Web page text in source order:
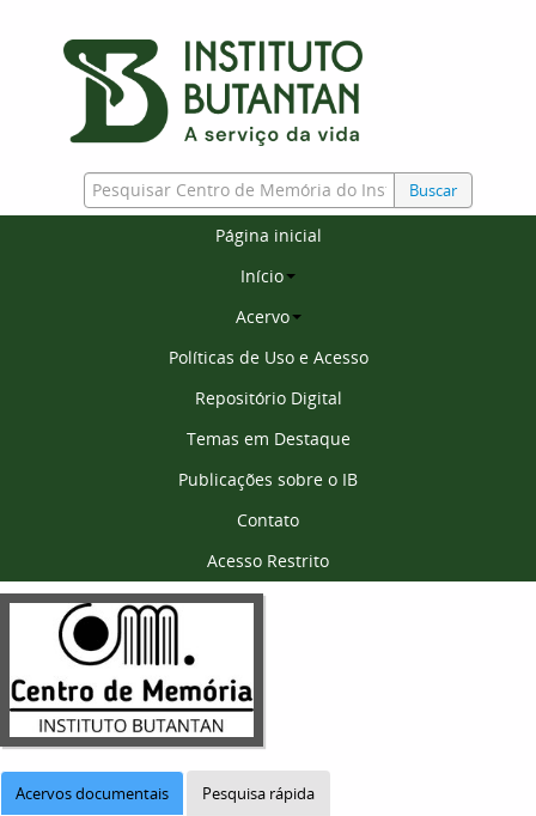
Buscar
Página inicial
Início
Acervo
Políticas de Uso e Acesso
Repositório Digital
Temas em Destaque
Publicações sobre o IB
Contato
Acesso Restrito
Acervos documentais Pesquisa rápida